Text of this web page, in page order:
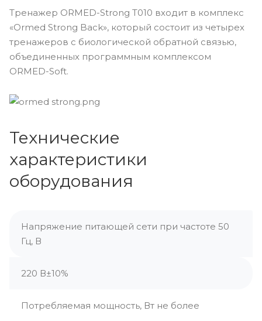
Тренажер ORMED-Strong Т010 входит в комплекс
«Ormed Strong Back», который состоит из четырех
тренажеров с биологической обратной связью,
объединенных программным комплексом
ORMED-Soft.
Технические
характеристики
оборудования
Напряжение питающей сети при частоте 50
Гц, В
220 В±10%
Потребляемая мощность, Вт не более